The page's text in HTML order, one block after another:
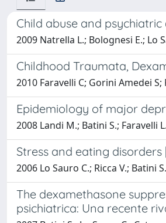
Child abuse and
2009 Natrella L.; Bolognesi E.; Lo
Childhood Traumata,
2010 Faravelli C; Gorini Amedei S;
Epidemiology of major
2008 Landi M.; Batini S.; Faravelli
Stress and eating
2006 Lo Sauro C.; Ricca V.; Batini
The dexamethasone
psichiatrica: Una recente